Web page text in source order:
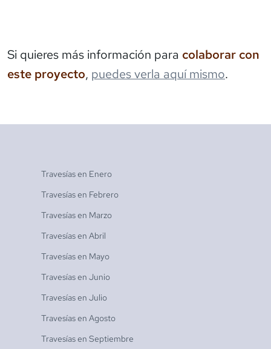
Si quieres más información para colaborar con
este proyecto, puedes verla aquí mismo.
Travesías en Enero
Travesías en Febrero
Travesías en Marzo
Travesías en Abril
Travesías en Mayo
Travesías en Junio
Travesías en Julio
Travesías en Agosto
Travesías en Septiembre